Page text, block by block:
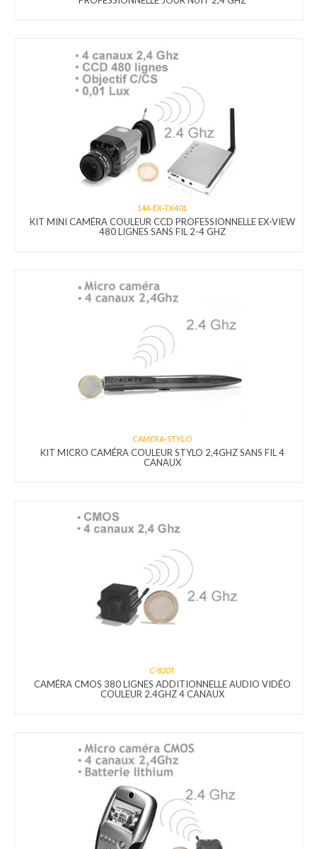
144-EX-TX401
KIT MINI CAMÉRA COULEUR CCD PROFESSIONNELLE EX-VIEW
480 LIGNES SANS FIL 2-4 GHZ
CAMERA-STYLO
KIT MICRO CAMÉRA COULEUR STYLO 2,4GHZ SANS FIL 4
CANAUX
C-820T
CAMÉRA CMOS 380 LIGNES ADDITIONNELLE AUDIO VIDÉO
COULEUR 2.4GHZ 4 CANAUX